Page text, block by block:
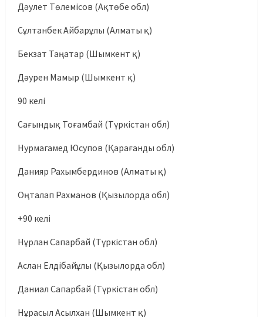
Дәулет Төлемісов (Ақтөбе обл)
Сұлтанбек Айбарұлы (Алматы қ)
Бекзат Таңатар (Шымкент қ)
Дәурен Мамыр (Шымкент қ)
90 келі
Сағындық Тоғамбай (Түркістан обл)
Нурмагамед Юсупов (Қарағанды обл)
Данияр Рахымбердинов (Алматы қ)
Оңталап Рахманов (Қызылорда обл)
+90 келі
Нұрлан Сапарбай (Түркістан обл)
Аслан Елдібайұлы (Қызылорда обл)
Даниал Сапарбай (Түркістан обл)
Нұрасыл Асылхан (Шымкент қ)